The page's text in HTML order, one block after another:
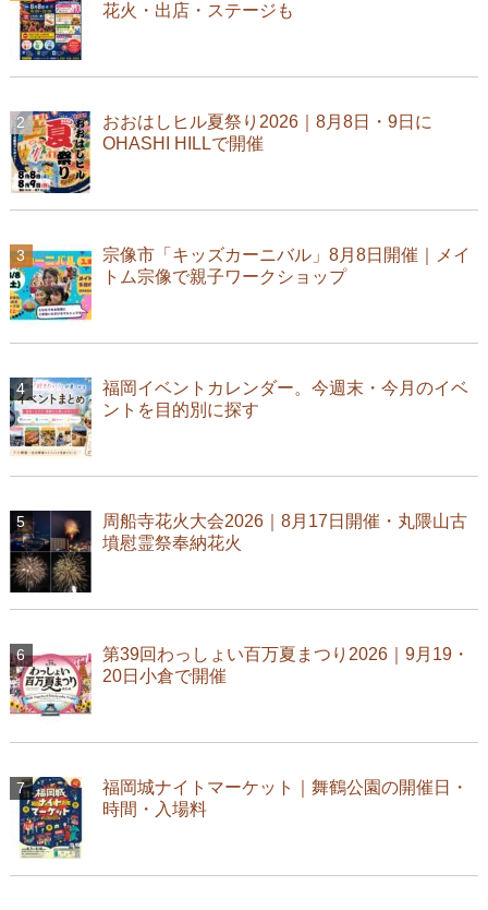
花火・出店・ステージも
おおはしヒル夏祭り2026｜8月8日・9日に
OHASHI HILLで開催
宗像市「キッズカーニバル」8月8日開催｜メイ
トム宗像で親子ワークショップ
福岡イベントカレンダー。今週末・今月のイベ
ントを目的別に探す
周船寺花火大会2026｜8月17日開催・丸隈山古
墳慰霊祭奉納花火
第39回わっしょい百万夏まつり2026｜9月19・
20日小倉で開催
福岡城ナイトマーケット｜舞鶴公園の開催日・
時間・入場料